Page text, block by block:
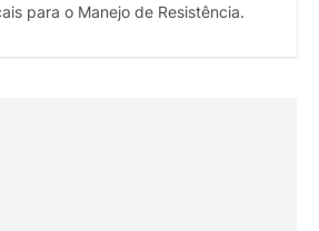
para o Manejo de Resistência.